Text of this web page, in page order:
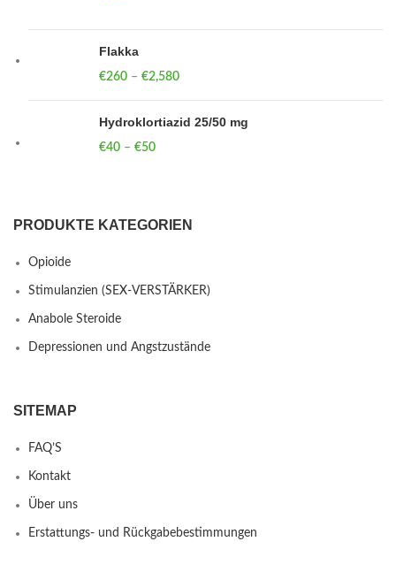
Flakka
€260 – €2,580
Hydroklortiazid 25/50 mg
€40 – €50
PRODUKTE KATEGORIEN
Opioide
Stimulanzien (SEX-VERSTÄRKER)
Anabole Steroide
Depressionen und Angstzustände
SITEMAP
FAQ’S
Kontakt
Über uns
Erstattungs- und Rückgabebestimmungen